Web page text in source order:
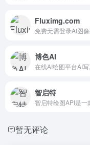
Fluximg.com
博色AI
智启特
暂无评论